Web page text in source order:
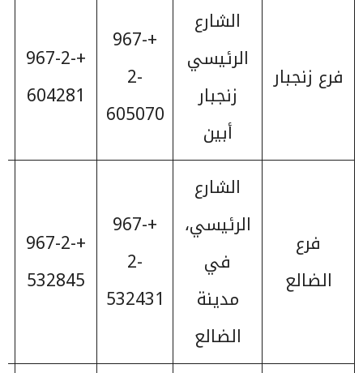
فرع زنجبار
الشارع
الرئيسي
زنجبار
أبين
+967-
2-
605070
+967-2-
604281
فرع
الضالع
الشارع
الرئيسي،
في
مدينة
الضالع
+967-
2-
532431
+967-2-
532845